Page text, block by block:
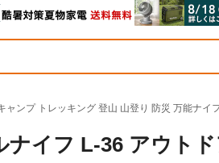
ンプ トレッキング 登山 山登り 防災 万能ナイ
ナイフ L-36 アウト